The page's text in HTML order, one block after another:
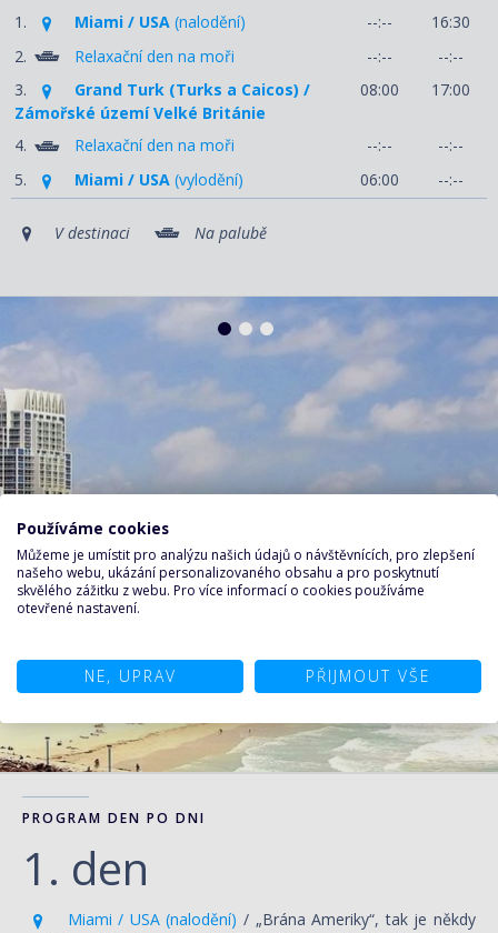
1. Miami / USA (nalodění) --:--
16:30
2.
Relaxační den na moři --:--
--:--
3.
Grand Turk (Turks a Caicos) /
Zámořské území Velké Británie
08:00 17:00
4. Relaxační den na moři --:--
--:--
5.
Miami / USA (vylodění) 06:00 --:--
V destinaci Na palubě
PROGRAM DEN PO DNI
1. den
Miami / USA (nalodění) / „Brána Ameriky“, tak je někdy
Používáme cookies
Můžeme je umístit pro analýzu našich údajů o návštěvnících, pro zlepšení
našeho webu, ukázání personalizovaného obsahu a pro poskytnutí
skvělého zážitku z webu. Pro více informací o cookies používáme
otevřené nastavení.
NE, UPRAV PŘIJMOUT VŠE